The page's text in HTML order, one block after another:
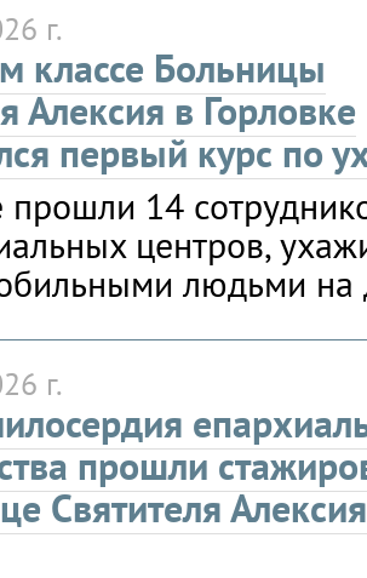
г.
классе Больницы
Алексия в Горловке
первый курс по
14
центров,
людьми на
г.
прошли
Святителя